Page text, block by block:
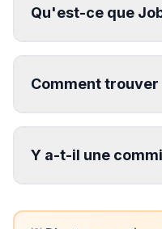
Qu'est-ce que
Comment trouver
Y a-t-il une